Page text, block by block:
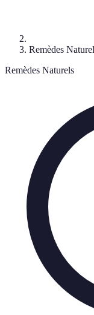
Remèdes
Remèdes Naturels